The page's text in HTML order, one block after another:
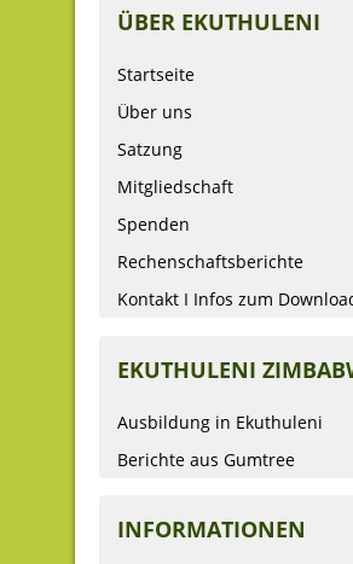
ÜBER EKUTHULENI
Startseite
Über uns
Satzung
Mitgliedschaft
Spenden
Rechenschaftsberichte
Kontakt I Infos zum
EKUTHULENI
Ausbildung in Ekuthuleni
Berichte aus Gumtree
INFORMATIONEN